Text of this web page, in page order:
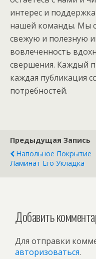
интерес и
нашей команды. Мы
свежую и полезную
вовлеченность
свершения. Каждый
каждая публикация
потребностей.
Предыдущая Запись
Напольное Покрытие
Ламинат Его Укладка
Добавить
Для отправки
авторизоваться.